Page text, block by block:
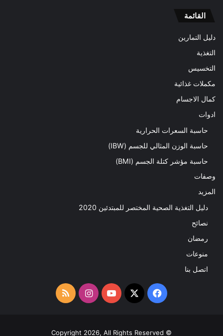
القائمة
دليل التمارين
التغذية
التخسيس
مكملات غذائية
كمال الاجسام
ادوات
حاسبة السعرات الحرارية
حاسبة الوزن المثالي للجسم (IBW)
حاسبة مؤشر كتلة الجسم (BMI)
وصفات
المزيد
دليل التغذية الصحية المختصر للمبتدئين 2020​
نصائح
رمضان
منوعات
اتصل بنا
فيسبوك
‫X
‫YouTubeانستقرامملخص
RSS
© Copyright 2026, All Rights Reserved